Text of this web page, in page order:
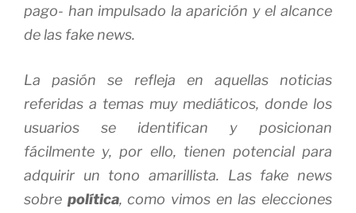
pago- han impulsado la aparición y el alcance
de las fake news.
La pasión se refleja en aquellas noticias
referidas a temas muy mediáticos, donde los
usuarios se identifican y posicionan
fácilmente y, por ello, tienen potencial para
adquirir un tono amarillista. Las fake news
sobre política, como vimos en las elecciones